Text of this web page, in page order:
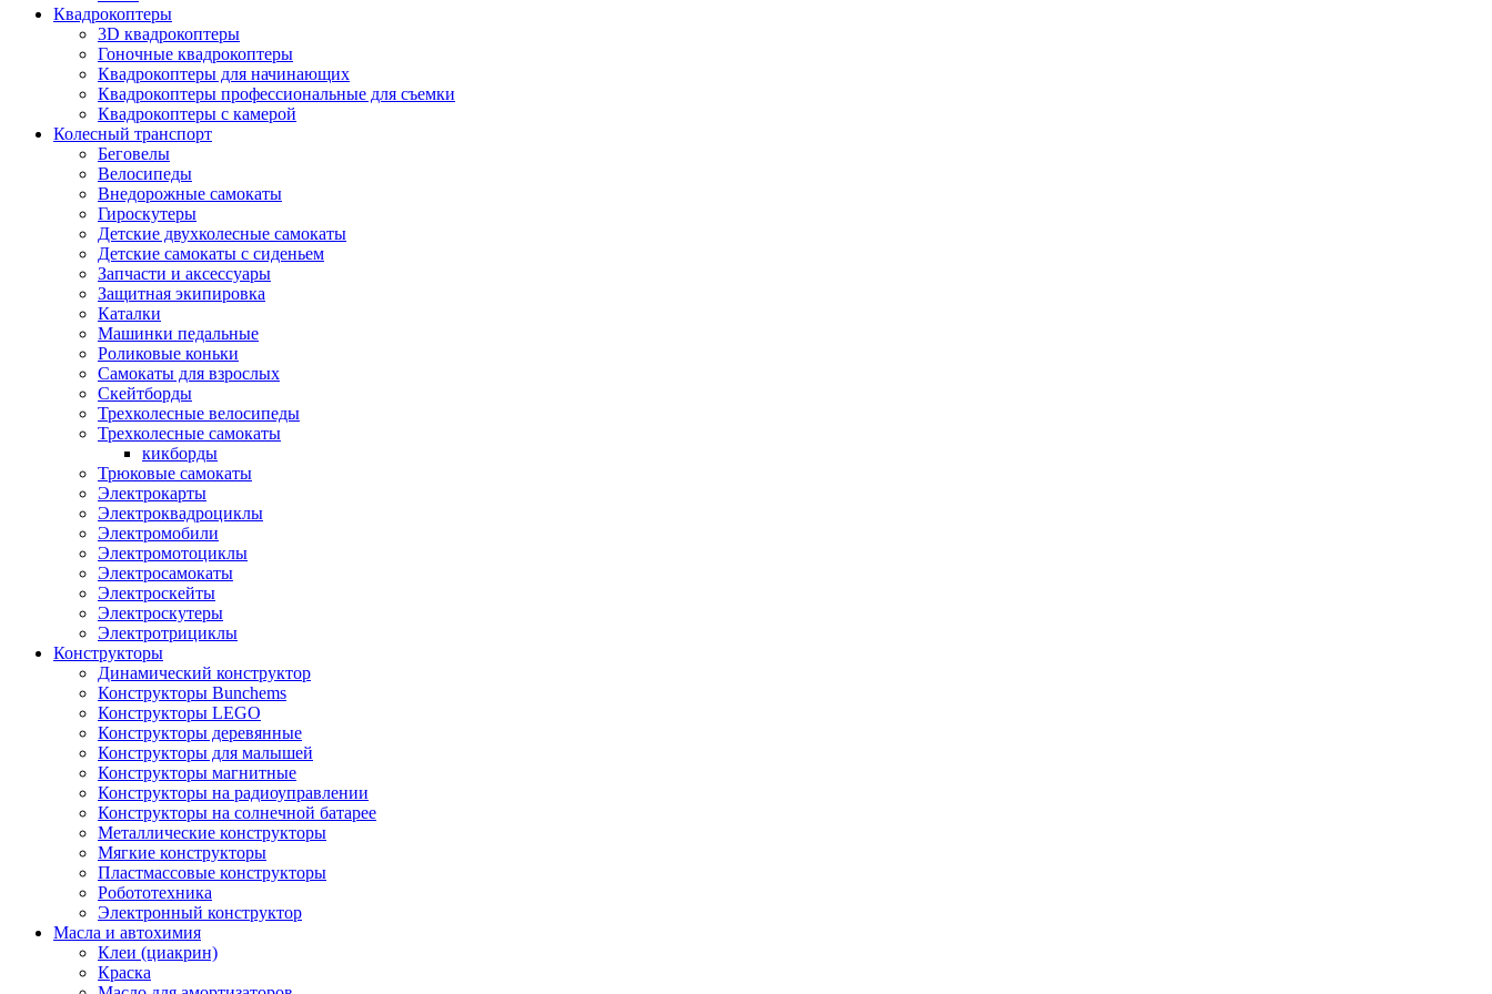
Квадрокоптеры
3D квадрокоптеры
Гоночные квадрокоптеры
Квадрокоптеры для начинающих
Квадрокоптеры профессиональные для съемки
Квадрокоптеры с камерой
Колесный транспорт
Беговелы
Велосипеды
Внедорожные самокаты
Гироскутеры
Детские двухколесные самокаты
Детские самокаты с сиденьем
Запчасти и аксессуары
Защитная экипировка
Каталки
Машинки педальные
Роликовые коньки
Самокаты для взрослых
Скейтборды
Трехколесные велосипеды
Трехколесные самокаты
кикборды
Трюковые самокаты
Электрокарты
Электроквадроциклы
Электромобили
Электромотоциклы
Электросамокаты
Электроскейты
Электроскутеры
Электротрициклы
Конструкторы
Динамический конструктор
Конструкторы Bunchems
Конструкторы LEGO
Конструкторы деревянные
Конструкторы для малышей
Конструкторы магнитные
Конструкторы на радиоуправлении
Конструкторы на солнечной батарее
Металлические конструкторы
Мягкие конструкторы
Пластмассовые конструкторы
Робототехника
Электронный конструктор
Масла и автохимия
Клеи (циакрин)
Краска